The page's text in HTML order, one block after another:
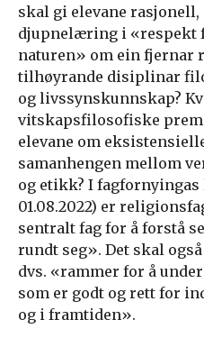
skal gi elevane rasjonell,
djupnelæring i «respekt
naturen» om ein fjernar
tilhøyrande disiplinar
og livssynskunnskap?
vitskapsfilosofiske
elevane om
samanhengen mellom
og etikk? I
01.08.2022) er
sentralt fag for å forstå
rundt seg». Det skal
dvs. «rammer for å
som er godt og rett for
og i framtiden».